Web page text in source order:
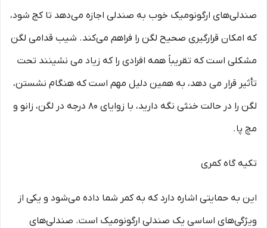
صندلی‌های ارگونومیک خوب به صندلی اجازه می‌دهد تا کج شود،
که امکان قرارگیری صحیح لگن را فراهم می‌کند. شیب قدامی لگن
مشکلی است که تقریباً همه افرادی را که زیاد می نشینند تحت
تأثیر قرار می دهد، به همین دلیل مهم است که هنگام نشستن،
لگن را در حالت خنثی نگه دارید، با زوایای ۸۰ درجه در لگن، زانو و
مچ پا.
تکیه گاه کمری
این به حمایتی اشاره دارد که به کمر شما داده می‌شود و یکی از
ویژگی‌های اساسی یک صندلی ارگونومیک است. صندلی‌های